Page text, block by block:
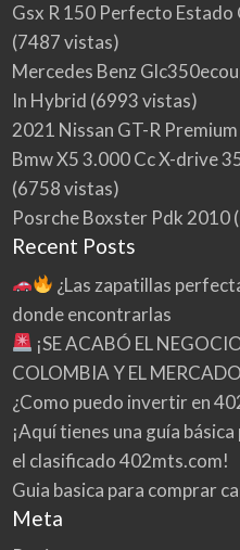
Gsx R 150 Perfecto
(7487 vistas)
Mercedes Benz
In Hybrid (6993 vistas)
2021 Nissan GT-R
Bmw X5 3.000 Cc X-drive
(6758 vistas)
Posrche Boxster Pdk 2010
Recent Posts
¿Las zapatillas
donde encontrarlas
¡SE ACABÓ EL
COLOMBIA Y EL
¿Como puedo invertir en
¡Aquí tienes una guía
el clasificado 402mts.com!
Guia basica para comprar
Meta